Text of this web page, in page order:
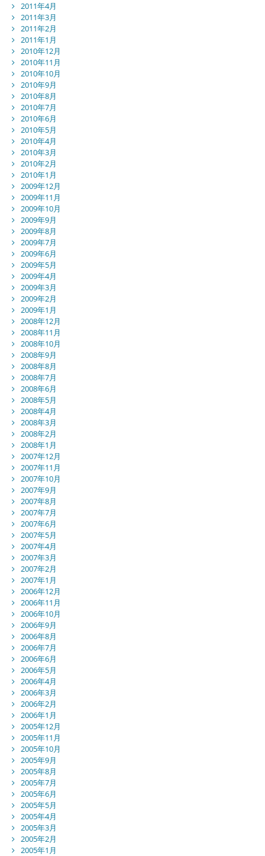
2011年4月
2011年3月
2011年2月
2011年1月
2010年12月
2010年11月
2010年10月
2010年9月
2010年8月
2010年7月
2010年6月
2010年5月
2010年4月
2010年3月
2010年2月
2010年1月
2009年12月
2009年11月
2009年10月
2009年9月
2009年8月
2009年7月
2009年6月
2009年5月
2009年4月
2009年3月
2009年2月
2009年1月
2008年12月
2008年11月
2008年10月
2008年9月
2008年8月
2008年7月
2008年6月
2008年5月
2008年4月
2008年3月
2008年2月
2008年1月
2007年12月
2007年11月
2007年10月
2007年9月
2007年8月
2007年7月
2007年6月
2007年5月
2007年4月
2007年3月
2007年2月
2007年1月
2006年12月
2006年11月
2006年10月
2006年9月
2006年8月
2006年7月
2006年6月
2006年5月
2006年4月
2006年3月
2006年2月
2006年1月
2005年12月
2005年11月
2005年10月
2005年9月
2005年8月
2005年7月
2005年6月
2005年5月
2005年4月
2005年3月
2005年2月
2005年1月